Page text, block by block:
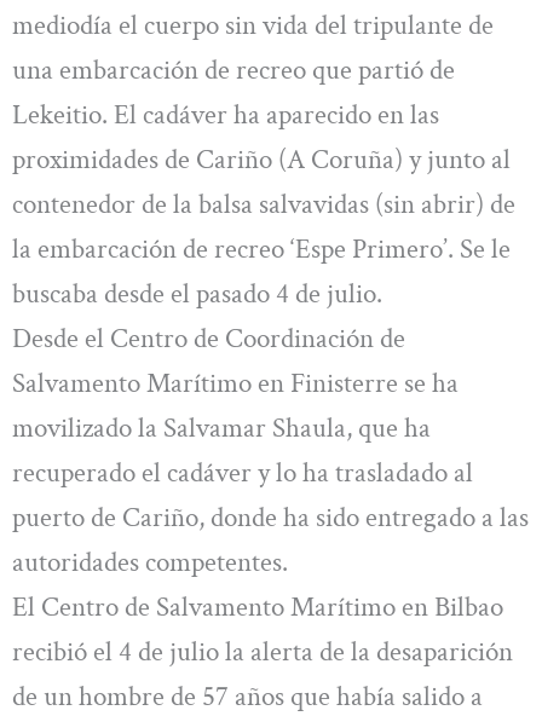
mediodía el cuerpo sin vida del tripulante de
una embarcación de recreo que partió de
Lekeitio. El cadáver ha aparecido en las
proximidades de Cariño (A Coruña) y junto al
contenedor de la balsa salvavidas (sin abrir) de
la embarcación de recreo ‘Espe Primero’. Se le
buscaba desde el pasado 4 de julio.
Desde el Centro de Coordinación de
Salvamento Marítimo en Finisterre se ha
movilizado la Salvamar Shaula, que ha
recuperado el cadáver y lo ha trasladado al
puerto de Cariño, donde ha sido entregado a las
autoridades competentes.
El Centro de Salvamento Marítimo en Bilbao
recibió el 4 de julio la alerta de la desaparición
de un hombre de 57 años que había salido a